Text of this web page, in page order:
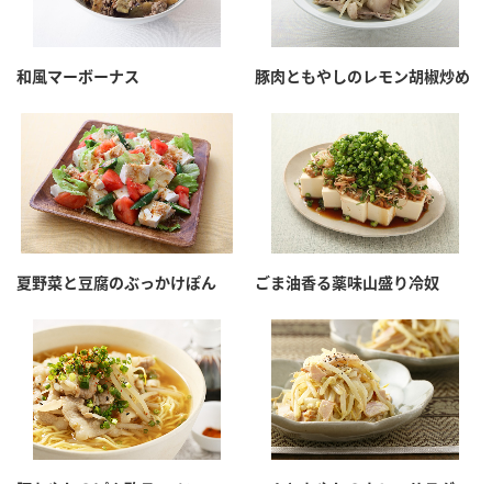
和風マーボーナス 豚肉ともやしのレモン胡椒炒め
夏野菜と豆腐のぶっかけぽん ごま油香る薬味山盛り冷奴